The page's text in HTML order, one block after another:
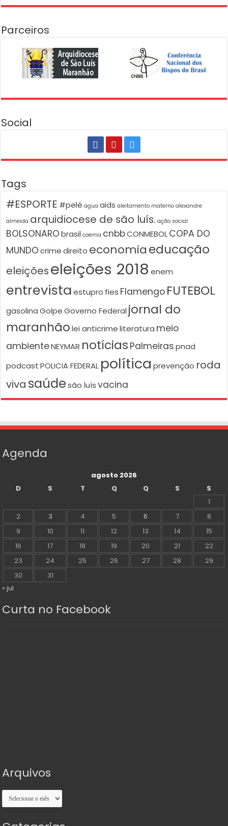
Parceiros
Social
Tags
#ESPORTE #pelé agua aids aleitamento materno alexandre
almeida arquidiocese de são luís. ação social
BOLSONARO brasil caema cnbbCONMEBOLCOPA DO
MUNDO crime direito economiaeducação
eleiçõeseleições 2018 enem
entrevista estupro fies Flamengo FUTEBOL
gasolina Golpe Governo Federal jornal do
maranhão lei anticrime literatura meio
ambienteNEYMAR notícias Palmeiras pnad
podcast POLICIA FEDERAL política prevenção roda
viva saúde são luís vacina
Agenda
agosto 2026
D
S T Q Q S
S
1
2
3 4 5 6 7
8
9
10 11 12 13 14
15
16
17 18 19 20 21
22
23
24 25 26 27 28
29
30
31
« jul
Curta no Facebook
Arquivos
Arquivos